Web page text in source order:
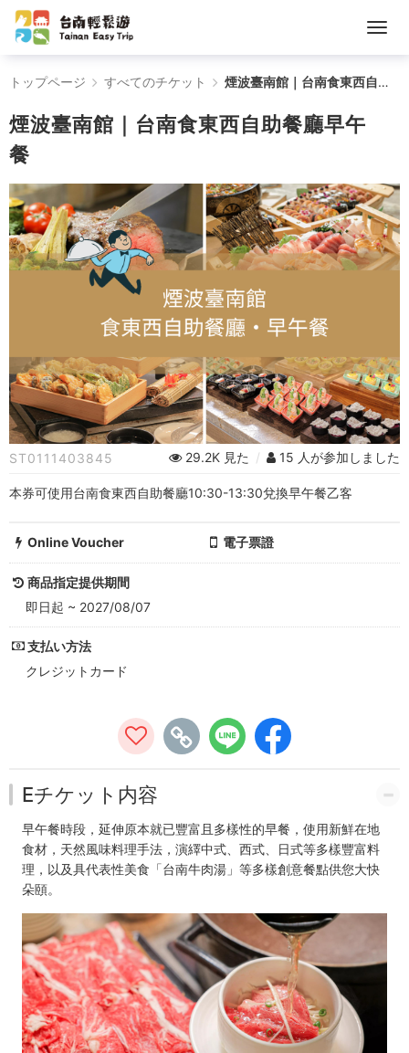
煙
波
臺
南
館
｜
食
東
西
自
餐
廳
早
午
Easy
Trip
トップページ すべてのチケット 煙波臺南館｜台南食東西自助餐廳早午餐
煙波臺南館｜台南食東西自助餐廳早午
餐
ST0111403845 29.2K 見た / 15 人が参加しました
本券可使用台南食東西自助餐廳10:30-13:30兌換早午餐乙客
Online Voucher 電子票證
商品指定提供期間
即日起 ~ 2027/08/07
支払い方法
クレジットカード
Eチケット内容
早午餐時段，延伸原本就已豐富且多樣性的早餐，使用新鮮在地
食材，天然風味料理手法，演繹中式、西式、日式等多樣豐富料
理，以及具代表性美食「台南牛肉湯」等多樣創意餐點供您大快
朵頤。